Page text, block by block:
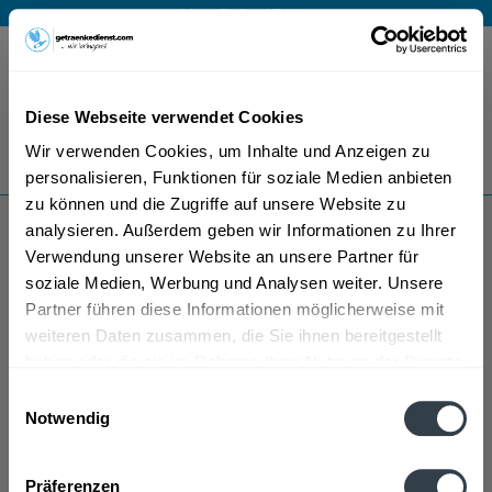
Diese Webseite verwendet Cookies
Wir verwenden Cookies, um Inhalte und Anzeigen zu
personalisieren, Funktionen für soziale Medien anbieten
zu können und die Zugriffe auf unsere Website zu
analysieren. Außerdem geben wir Informationen zu Ihrer
Verwendung unserer Website an unsere Partner für
soziale Medien, Werbung und Analysen weiter. Unsere
Partner führen diese Informationen möglicherweise mit
weiteren Daten zusammen, die Sie ihnen bereitgestellt
Notwendig
Präferenzen
Mo – Fr 9 – 17 Uhr
Menü
Bestellung widerrufen
Es gilt unsere Datenschutzerklärung
Avara Mineralwasser
Regionen, Städten, Orten und Postleitzahl-Gebieten